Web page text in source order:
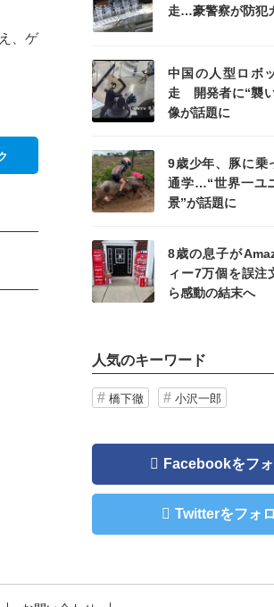
、ゲ
走…豪警察が防犯
中国の人型ロボ
走 開発者に“襲
像が話題に
9歳少年、豚に乗
通学…“世界一ユ
景”が話題に
8歳の息子が
ィー7万個を誤
ら感動の結末へ
人気のキーワード
橋下徹 小沢一郎
Facebookをフ
Twitterをフォ